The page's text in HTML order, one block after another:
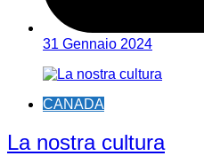
31 Gennaio 2024
CANADA
La nostra cultura